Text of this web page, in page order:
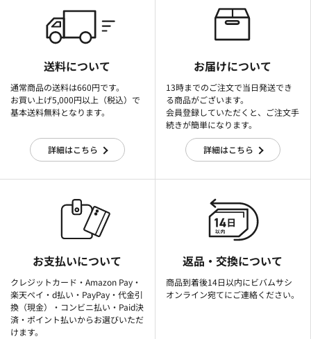
送料について
通常商品の送料は660円です。
お買い上げ5,000円以上（税込）で
基本送料無料となります。
詳細はこちら
お届けについて
13時までのご注文で当日発送でき
る商品がございます。
会員登録していただくと、ご注文手
続きが簡単になります。
詳細はこちら
お支払いについて
クレジットカード・Amazon Pay・
楽天ぺイ・d払い・PayPay・代金引
換（現金）・コンビニ払い・Paid決
済・ポイント払いからお選びいただ
けます。
返品・交換について
商品到着後14日以内にビバムサシ
オンライン宛てにご連絡ください。